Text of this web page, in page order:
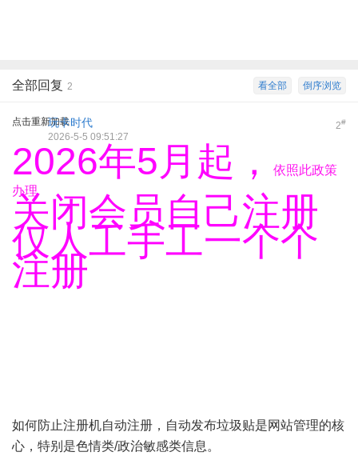
倒序浏览
看全部
全部回复 2
点击重新加载 2#
玩卡时代
2026-5-5 09:51:27
2026年5月起，
依照此政策
办理
关闭会员自己注册
仅人工手工一个个
注册
如何防止注册机自动注册，自动发布垃圾贴是网站管理的核
心，特别是色情类/政治敏感类信息。